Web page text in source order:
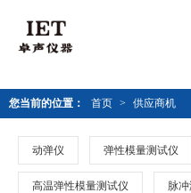
您当前的位置： 首页 > 供应商机
动弹仪 弹性模量测试仪
高温弹性模量测试仪 脉